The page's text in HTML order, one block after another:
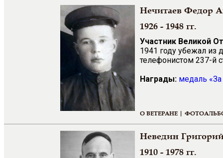
Нечитаев Федор
1926 - 1948 гг.
Участник Великой
1941 году убежал из
телефонистом 237-й
Награды: медаль «За
О ВЕТЕРАНЕ |
Неведин
1910 - 1978 гг.